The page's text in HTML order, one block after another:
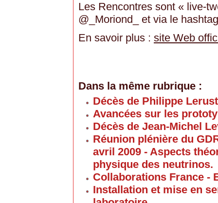
Les Rencontres sont « live-
@_Moriond_ et via le
En savoir plus : site Web
Dans la même rubrique :
Décès de Philippe
Avancées sur les
Décès de Jean-Michel
Réunion plénière du
avril 2009 - Aspects
physique des neutrinos.
Collaborations France -
Installation et mise en